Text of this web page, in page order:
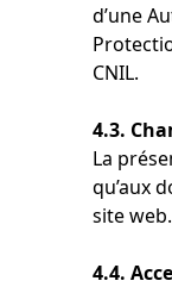
d’une
CNIL.
4.3.
La
qu’aux
site web.
4.4.